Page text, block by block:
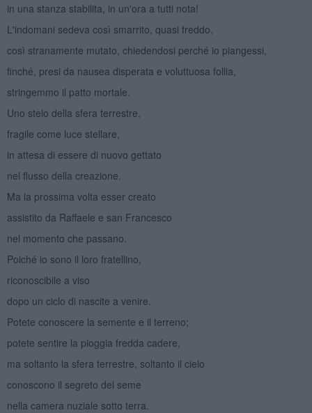
in una stanza stabilita, in un'ora a tutti nota!
L'indomani sedeva così smarrito, quasi freddo,
così stranamente mutato, chiedendosi perché io piangessi,
finché, presi da nausea disperata e voluttuosa follia,
stringemmo il patto mortale.
Uno stelo della sfera terrestre,
fragile come luce stellare,
in attesa di essere di nuovo gettato
nel flusso della creazione.
Ma la prossima volta esser creato
assistito da Raffaele e san Francesco
nel momento che passano.
Poiché io sono il loro fratellino,
riconoscibile a viso
dopo un ciclo di nascite a venire.
Potete conoscere la semente e il terreno;
potete sentire la pioggia fredda cadere,
ma soltanto la sfera terrestre, soltanto il cielo
conoscono il segreto del seme
nella camera nuziale sotto terra.